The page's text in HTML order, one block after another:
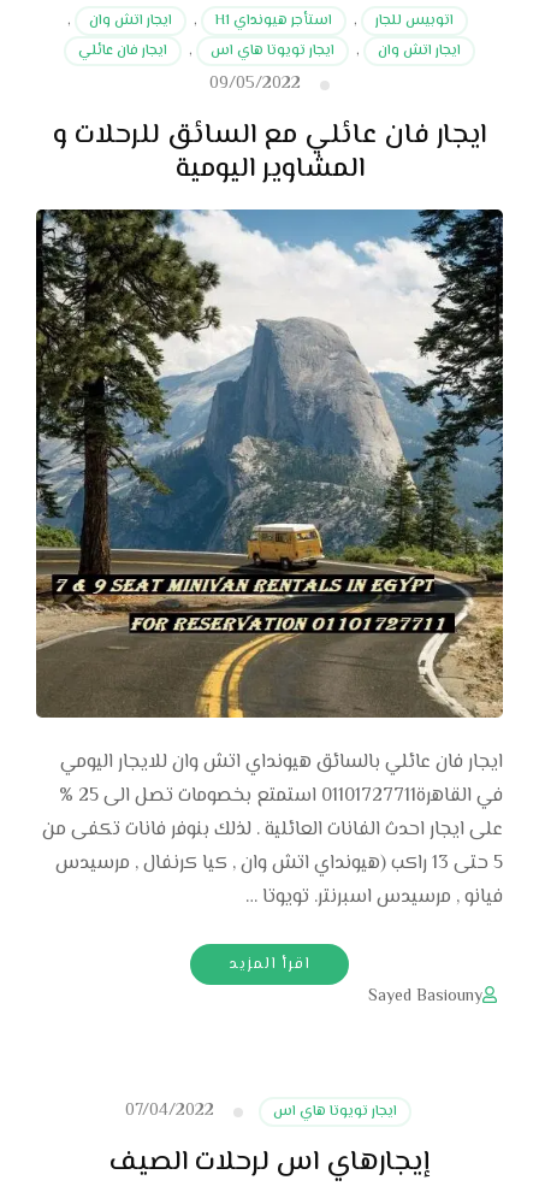
اتوبيس للجار , استأجر هيونداي H1 , ايجار اتش وان
,
ايجار اتش وان
, ايجار تويوتا هاي اس , ايجار فان عائلي
09/05/2022
ايجار فان عائلي مع السائق للرحلات و
المشاوير اليومية
ايجار فان عائلي بالسائق هيونداي اتش وان للايجار اليومي
في القاهرة01101727711 استمتع بخصومات تصل الى 25 %
على ايجار احدث الفانات العائلية . لذلك بنوفر فانات تكفى من
5 حتى 13 راكب (هيونداي اتش وان , كيا كرنفال , مرسيدس
فيانو , مرسيدس اسبرنتر. تويوتا …
اقرأ المزيد
Sayed Basiouny
ايجار تويوتا هاي اس 07/04/2022
إيجارهاي اس لرحلات الصيف